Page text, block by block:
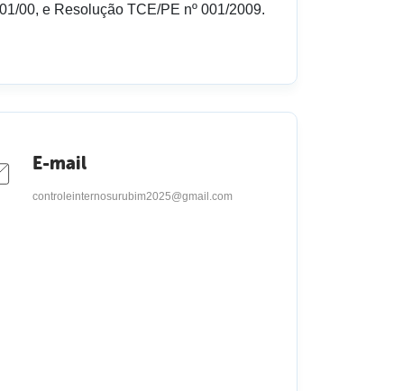
00, e Resolução TCE/PE nº 001/2009.
E-mail
controleinternosurubim2025@gmail.com